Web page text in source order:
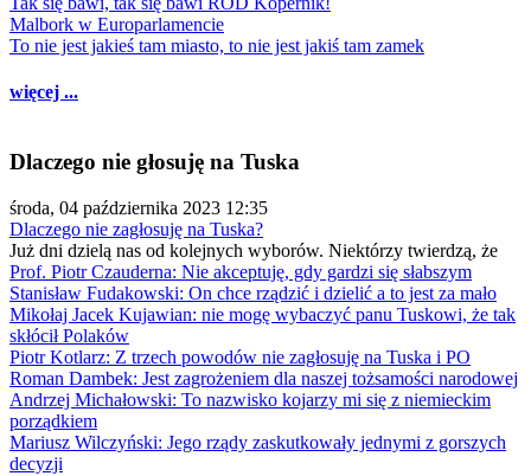
Malbork w Europarlamencie
To nie jest jakieś tam miasto, to nie jest jakiś tam zamek
więcej ...
Dlaczego nie głosuję na Tuska
środa, 04 października 2023 12:35
Dlaczego nie zagłosuję na Tuska?
Już dni dzielą nas od kolejnych wyborów. Niektórzy twierdzą, że
Prof. Piotr Czauderna: Nie akceptuję, gdy gardzi się słabszym
Stanisław Fudakowski: On chce rządzić i dzielić a to jest za mało
Mikołaj Jacek Kujawian: nie mogę wybaczyć panu Tuskowi, że tak
skłócił Polaków
Piotr Kotlarz: Z trzech powodów nie zagłosuję na Tuska i PO
Roman Dambek: Jest zagrożeniem dla naszej tożsamości narodowej
Andrzej Michałowski: To nazwisko kojarzy mi się z niemieckim
porządkiem
Mariusz Wilczyński: Jego rządy zaskutkowały jednymi z gorszych
decyzji